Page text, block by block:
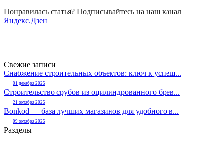
Понравилась статья? Подписывайтесь на наш канал
Яндекс.Дзен
Свежие записи
Снабжение строительных объектов: ключ к успеш...
01 декабря 2025
Строительство срубов из оцилиндрованного брев...
21 октября 2025
Bonkod — база лучших магазинов для удобного в...
09 октября 2025
Разделы